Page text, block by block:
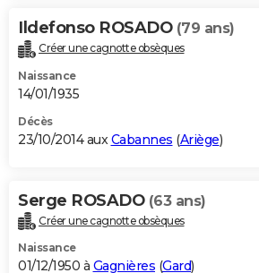
Ildefonso ROSADO (79 ans)
Créer une cagnotte obsèques
Naissance
14/01/1935
Décès
23/10/2014 aux Cabannes (Ariège)
Serge ROSADO (63 ans)
Créer une cagnotte obsèques
Naissance
01/12/1950 à Gagnières (Gard)